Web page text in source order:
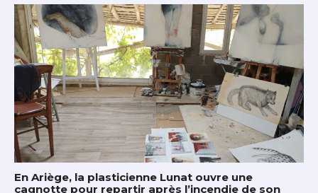
En Ariège, la plasticienne Lunat ouvre une
cagnotte pour repartir après l’incendie de son